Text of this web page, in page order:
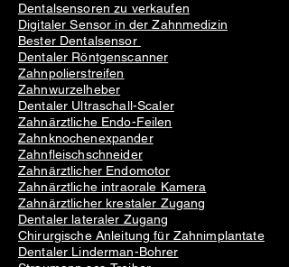
Dentalsensoren zu verkaufen
Digitaler Sensor in der Zahnmedizin
Bester Dentalsensor
Dentaler Röntgenscanner
Zahnpolierstreifen
Zahnwurzelheber
Dentaler Ultraschall-Scaler
Zahnärztliche Endo-Feilen
Zahnknochenexpander
Zahnfleischschneider
Zahnärztlicher Endomotor
Zahnärztliche intraorale Kamera
Zahnärztlicher krestaler Zugang
Dentaler lateraler Zugang
Chirurgische Anleitung für Zahnimplantate
Dentaler Linderman-Bohrer